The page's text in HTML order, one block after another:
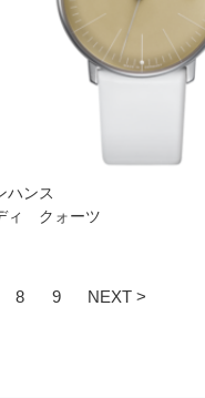
ハンス
ィ クォーツ
8 9 NEXT >